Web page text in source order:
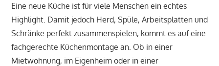
Eine neue Küche ist für viele Menschen ein echtes
Highlight. Damit jedoch Herd, Spüle, Arbeitsplatten und
Schränke perfekt zusammenspielen, kommt es auf eine
fachgerechte Küchenmontage an. Ob in einer
Mietwohnung, im Eigenheim oder in einer